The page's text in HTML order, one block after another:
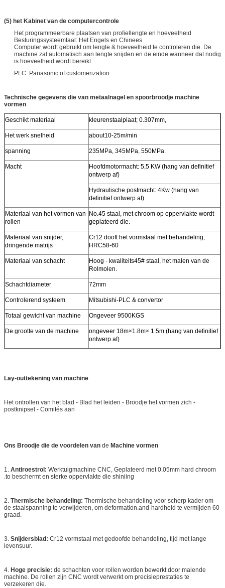
(5) het Kabinet van de computercontrole
Het programmeerbare plaatsen van profiellengte en hoeveelheid
Besturingssysteemtaal: Het Engels en Chinees
Computer wordt gebruikt om lengte & hoeveelheid te controleren die. De
machine zal automatisch aan lengte snijden en de einde wanneer dat nodig
is hoeveelheid wordt bereikt
PLC: Panasonic of customerization
Technische gegevens die van metaalnagel en spoorbroodje machine
vormen
Geschikt materiaal kleurenstaalplaat; 0.307mm,
Het werk snelheid about10-25m/min
spanning 235MPa, 345MPa, 550MPa.
Macht
Hoofdmotormacht: 5,5 KW (hang van definitief
ontwerp af)
Hydraulische postmacht: 4Kw (hang van
definitief ontwerp af)
Materiaal van het vormen van
rollen
No.45 staal, met chroom op oppervlakte wordt
geplateerd die.
Materiaal van snijder,
dringende matrijs
Cr12 dooft het vormstaal met behandeling,
HRC58-60
Materiaal van schacht
Hoog - kwaliteits45# staal, het malen van de
Rolmolen.
Schachtdiameter 72mm
Controlerend systeem Mitsubishi-PLC & convertor
Totaal gewicht van machine Ongeveer 9500KGS
De grootte van de machine
ongeveer 18m×1.8m× 1.5m (hang van definitief
ontwerp af)
Lay-outtekening van machine
Het ontrollen van het blad - Blad het leiden - Broodje het vormen zich -
postknipsel - Comités aan
Ons Broodje die de voordelen van de Machine vormen
1. Antiroestrol: Werktuigmachine CNC, Geplateerd met 0.05mm hard chroom
.to beschermt en sterke oppervlakte die shiniing
2. Thermische behandeling: Thermische behandeling voor scherp kader om
de staalspanning te verwijderen, om deformation.and-hardheid te vermijden 60
graad.
3. Snijdersblad: Cr12 vormstaal met gedoofde behandeling, tijd met lange
levensuur.
4. Hoge precisie: de schachten voor rollen worden bewerkt door malende
machine. De rollen zijn CNC wordt verwerkt om precisieprestaties te
verzekeren die.